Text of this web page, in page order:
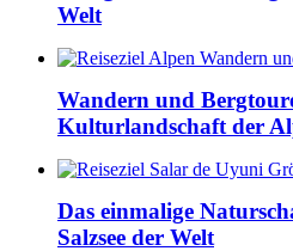
Welt
Wandern und
Kulturlandschaft der
Das einmalige
Salzsee der Welt